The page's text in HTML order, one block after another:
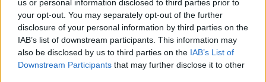
us or personal information disclosed to third parties prior to
your opt-out. You may separately opt-out of the further
disclosure of your personal information by third parties on the
IAB’s list of downstream participants. This information may
also be disclosed by us to third parties on the IAB’s List of
Downstream Participants that may further disclose it to other
Sasa, παρουσίαζαν 8 ετικέτες από το
πορτφόλιό του, κάποιες από τις οποίες
παραπέμπουν σε λαοφιλείς επιτυχίες του.
ΤοMessage in A Bottle , ένα από τα
τραγούδια με τα οποία ο Sting άνοιξε τη